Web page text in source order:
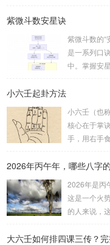
卦。如果数
分比后部分
位...
紫微斗数安星诀
紫微斗数的“
是一系列口
中。掌握安
赖关系，可
安紫微星诀
诀：紫微天
小六壬起卦方法
小六壬（也
核心在于掌
手，用右手
吉。留连：
口：位于无
吉：位于无
亡：位于中
2026年丙午年，哪些八字
2026年是丙
这是一个火
的人来说，
理：吉凶在
大六壬如何排四课三传？